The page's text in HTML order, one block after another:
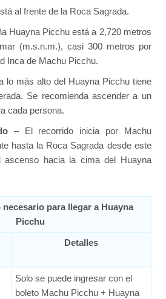
al frente de la Roca Sagrada.
Huayna Picchu está a 2,720 metros
(m.s.n.m.), casi 300 metros por
Inca de Machu Picchu.
lo más alto del Huayna Picchu tiene
Se recomienda ascender a un
cada persona.
– El recorrido inicia por Machu
hasta la Roca Sagrada desde este
ascenso hacia la cima del Huayna
para llegar a Huayna
Picchu
Detalles
Solo se puede ingresar con el
boleto Machu Picchu + Huayna